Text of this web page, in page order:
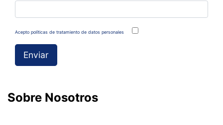
Acepto políticas de tratamiento de datos personales
Enviar
Sobre Nosotros